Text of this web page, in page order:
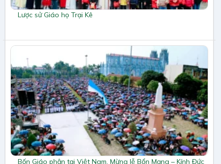
Lược sử Giáo họ Trại Kê
Bốn Giáo phận tại Việt Nam, Mừng lễ Bổn Mạng – Kính Đức